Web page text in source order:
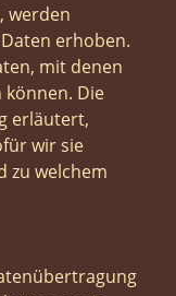
werden
erhoben.
mit denen
Die
erläutert,
wir sie
zu welchem